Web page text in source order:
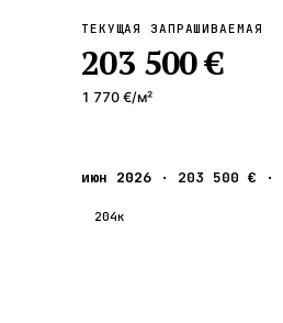
ТЕКУЩАЯ ЗАПРАШИВАЕМАЯ
203 500 €
1 770 €/м²
июн 2026 · 203 500 € ·
204к